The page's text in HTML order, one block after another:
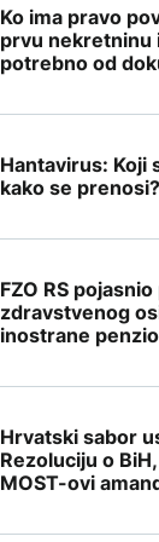
Ko ima pravo
prvu nekretninu
potrebno od
Hantavirus: Koji
kako se prenosi?
FZO RS
zdravstvenog
inostrane
Hrvatski sabor
Rezoluciju o
MOST-ovi